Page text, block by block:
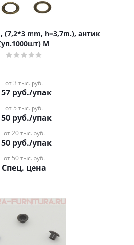
mm, h=3,7m.), антик
М
от 3 тыс. руб.
руб./упак
от 5 тыс. руб.
руб./упак
от 20 тыс. руб.
руб./упак
от 50 тыс. руб.
Спец. цена